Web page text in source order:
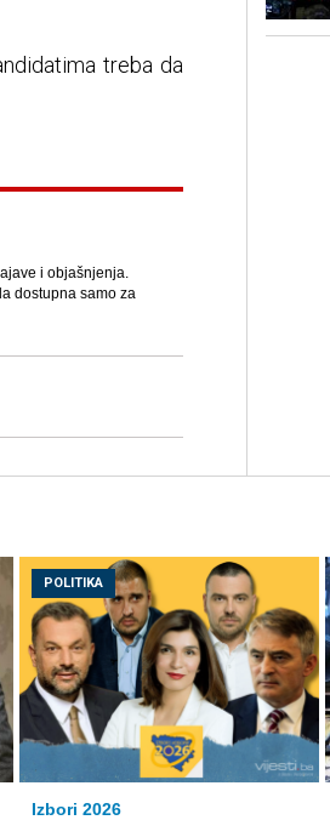
treba da
i objašnjenja.
dostupna samo za
POLITIKA
Izbori 2026